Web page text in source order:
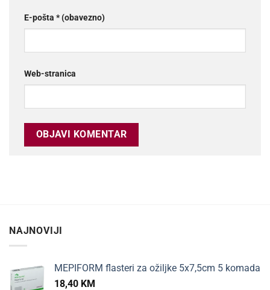
E-pošta * (obavezno)
Web-stranica
NAJNOVIJI
MEPIFORM flasteri za ožiljke 5x7,5cm 5 komada
18,40 KM